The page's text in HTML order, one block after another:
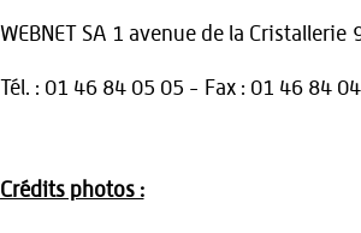
WEBNET SA 1 avenue de la Cristallerie
Tél. : 01 46 84 05 05 - Fax : 01 46 84
Crédits photos :